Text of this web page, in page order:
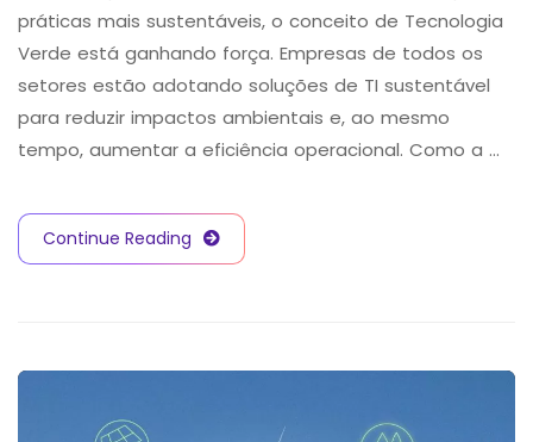
práticas mais sustentáveis, o conceito de Tecnologia
Verde está ganhando força. Empresas de todos os
setores estão adotando soluções de TI sustentável
para reduzir impactos ambientais e, ao mesmo
tempo, aumentar a eficiência operacional. Como a …
Continue Reading